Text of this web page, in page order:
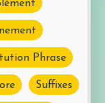
Phrase
Suffixes